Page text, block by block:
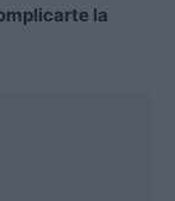
la